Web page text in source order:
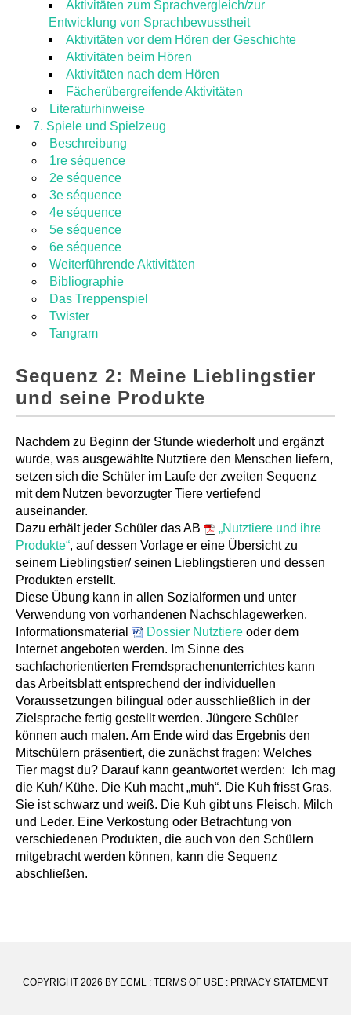
Aktivitäten zum Sprachvergleich/zur
Entwicklung von Sprachbewusstheit
Aktivitäten vor dem Hören der Geschichte
Aktivitäten beim Hören
Aktivitäten nach dem Hören
Fächerübergreifende Aktivitäten
Literaturhinweise
7. Spiele und Spielzeug
Beschreibung
1re séquence
2e séquence
3e séquence
4e séquence
5e séquence
6e séquence
Weiterführende Aktivitäten
Bibliographie
Das Treppenspiel
Twister
Tangram
Sequenz 2: Meine Lieblingstier
und seine Produkte
Nachdem zu Beginn der Stunde wiederholt und ergänzt
wurde, was ausgewählte Nutztiere den Menschen liefern,
setzen sich die Schüler im Laufe der zweiten Sequenz
mit dem Nutzen bevorzugter Tiere vertiefend
auseinander.
Dazu erhält jeder Schüler das AB
„Nutztiere und ihre
Produkte“, auf dessen Vorlage er eine Übersicht zu
seinem Lieblingstier/ seinen Lieblingstieren und dessen
Produkten erstellt.
Diese Übung kann in allen Sozialformen und unter
Verwendung von vorhandenen Nachschlagewerken,
Informationsmaterial
Dossier Nutztiere oder dem
Internet angeboten werden. Im Sinne des
sachfachorientierten Fremdsprachenunterrichtes kann
das Arbeitsblatt entsprechend der individuellen
Voraussetzungen bilingual oder ausschließlich in der
Zielsprache fertig gestellt werden. Jüngere Schüler
können auch malen. Am Ende wird das Ergebnis den
Mitschülern präsentiert, die zunächst fragen: Welches
Tier magst du? Darauf kann geantwortet werden: Ich mag
die Kuh/ Kühe. Die Kuh macht „muh“. Die Kuh frisst Gras.
Sie ist schwarz und weiß. Die Kuh gibt uns Fleisch, Milch
und Leder. Eine Verkostung oder Betrachtung von
verschiedenen Produkten, die auch von den Schülern
mitgebracht werden können, kann die Sequenz
abschließen.
COPYRIGHT 2026 BY ECML : TERMS OF USE : PRIVACY STATEMENT